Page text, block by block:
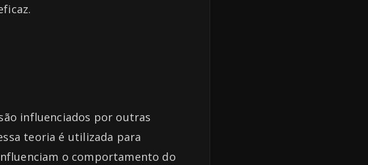
influenciados por outras
teoria é utilizada para
o comportamento do